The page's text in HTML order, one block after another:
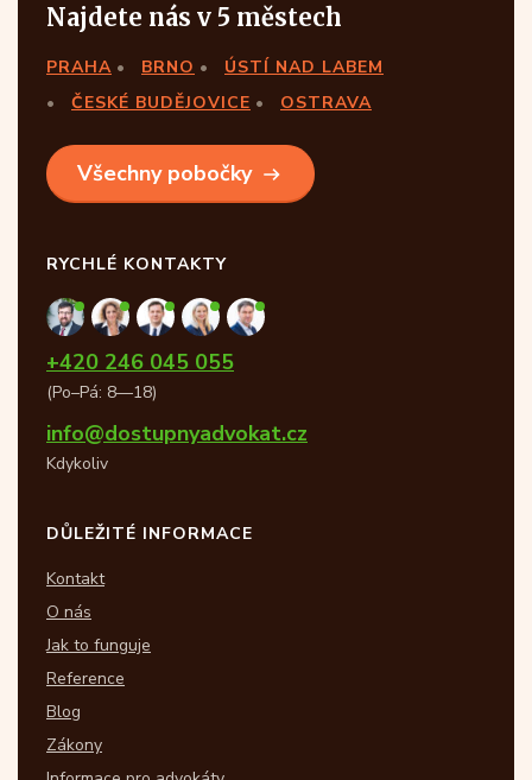
Najdete nás v 5 městech
PRAHA BRNO
ÚSTÍ NAD LABEM
ČESKÉ BUDĚJOVICE
OSTRAVA
Všechny pobočky
RYCHLÉ KONTAKTY
+420 246 045 055
(Po–Pá: 8—18)
info@dostupnyadvokat.cz
Kdykoliv
DŮLEŽITÉ INFORMACE
Kontakt
O nás
Jak to funguje
Reference
Blog
Zákony